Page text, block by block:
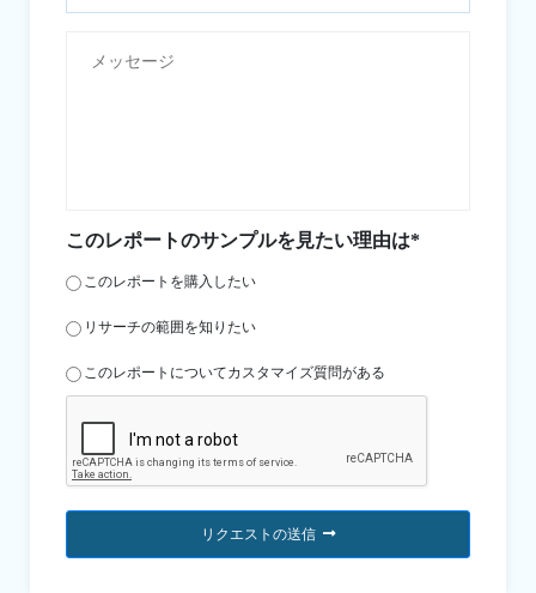
このレポートのサンプルを見たい理由は*
このレポートを購入したい
リサーチの範囲を知りたい
このレポートについてカスタマイズ質問がある
リクエストの送信